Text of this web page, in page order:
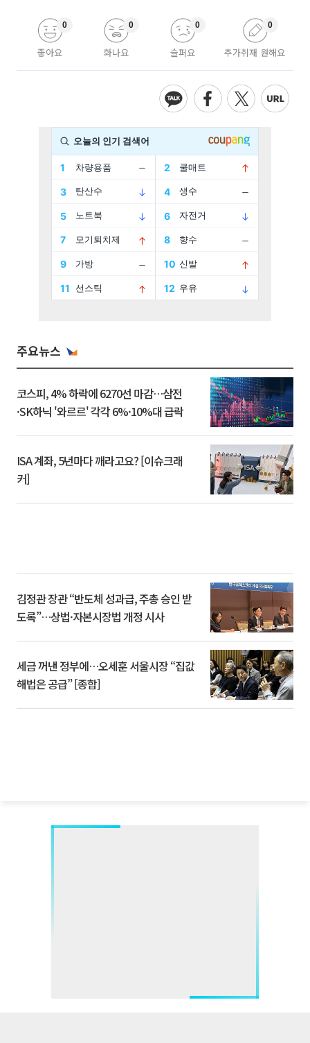
좋아요
0
화나요
0
슬퍼요
0
추가취재 원해요
0
주요뉴스
코스피, 4% 하락에 6270선 마감…삼전
·SK하닉 '와르르' 각각 6%·10%대 급락
ISA 계좌, 5년마다 깨라고요? [이슈크래
커]
김정관 장관 “반도체 성과급, 주총 승인 받
도록”…상법·자본시장법 개정 시사
세금 꺼낸 정부에…오세훈 서울시장 “집값
해법은 공급” [종합]